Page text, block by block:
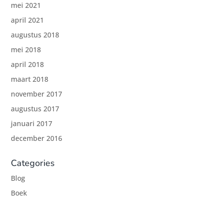
mei 2021
april 2021
augustus 2018
mei 2018
april 2018
maart 2018
november 2017
augustus 2017
januari 2017
december 2016
Categories
Blog
Boek